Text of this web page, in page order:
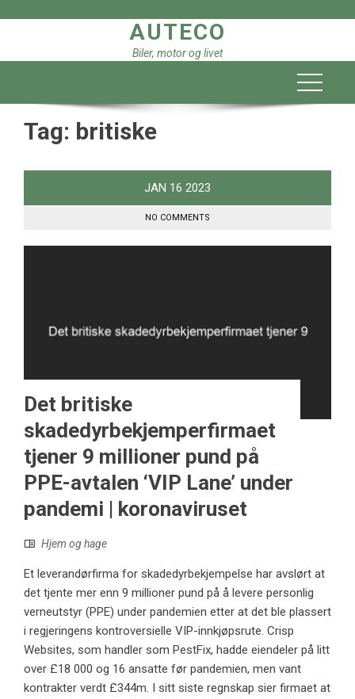
AUTECO
Biler, motor og livet
Tag: britiske
JAN 16 2023
NO COMMENTS
Det britiske
skadedyrbekjemperfirmaet
tjener 9 millioner pund på
PPE-avtalen ‘VIP Lane’ under
pandemi | koronaviruset
Hjem og hage
Et leverandørfirma for skadedyrbekjempelse har avslørt at
det tjente mer enn 9 millioner pund på å levere personlig
verneutstyr (PPE) under pandemien etter at det ble plassert
i regjeringens kontroversielle VIP-innkjøpsrute. Crisp
Websites, som handler som PestFix, hadde eiendeler på litt
over £18 000 og 16 ansatte før pandemien, men vant
kontrakter verdt £344m. I sitt siste regnskap sier firmaet at